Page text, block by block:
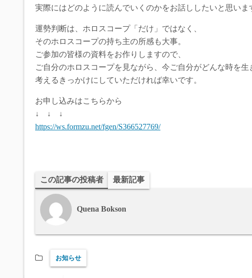
実際にはどのように読んでいくのかをお話ししたいと思いま
運勢判断は、ホロスコープ「だけ」ではなく、
そのホロスコープの持ち主の所感も大事。
ご参加の皆様の資料をお作りしますので、
ご自分のホロスコープを見ながら、今ご自分がどんな時を生
考えるきっかけにしていただければ幸いです。
お申し込みはこちらから
↓ ↓ ↓
https://ws.formzu.net/fgen/S366527769/
この記事の投稿者 最新記事
Quena Bokson
お知らせ